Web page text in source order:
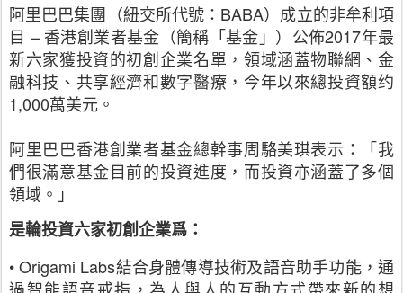
阿里巴巴集團（紐交所代號：BABA）成立的非牟利項
目 – 香港創業者基金（簡稱「基金」）公佈2017年最
新六家獲投資的初創企業名單，領域涵蓋物聯網、金
融科技、共享經濟和數字醫療，今年以來總投資額约
1,000萬美元。
阿里巴巴香港創業者基金總幹事周駱美琪表示：「我
們很滿意基金目前的投資進度，而投資亦涵蓋了多個
領域。」
是輪投資六家初創企業爲：
• Origami Labs結合身體傳導技術及語音助手功能，通